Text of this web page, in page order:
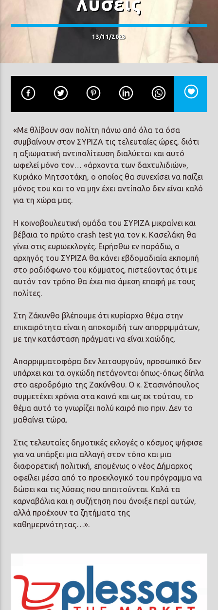
13/11/2023
«Με θλίβουν σαν πολίτη πάνω από όλα τα όσα
συμβαίνουν στον ΣΥΡΙΖΑ τις τελευταίες ώρες, διότι
η αξιωματική αντιπολίτευση διαλύεται και αυτό
ωφελεί μόνο τον… «άρχοντα των δαχτυλιδιών»,
Κυριάκο Μητσοτάκη, ο οποίος θα συνεχίσει να παίζει
μόνος του και το να μην έχει αντίπαλο δεν είναι καλό
για τη χώρα μας.
Η κοινοβουλευτική ομάδα του ΣΥΡΙΖΑ μικραίνει και
βέβαια το πρώτο crash test για τον κ. Κασελάκη θα
γίνει στις ευρωεκλογές. Ειρήσθω εν παρόδω, ο
αρχηγός του ΣΥΡΙΖΑ θα κάνει εβδομαδιαία εκπομπή
στο ραδιόφωνο του κόμματος, πιστεύοντας ότι με
αυτόν τον τρόπο θα έχει πιο άμεση επαφή με τους
πολίτες.
Στη Ζάκυνθο βλέπουμε ότι κυρίαρχο θέμα στην
επικαιρότητα είναι η αποκομιδή των απορριμμάτων,
με την κατάσταση πράγματι να είναι χαώδης.
Απορριμματοφόρα δεν λειτουργούν, προσωπικό δεν
υπάρχει και τα ογκώδη πετάγονται όπως-όπως δίπλα
στο αεροδρόμιο της Ζακύνθου. Ο κ. Στασινόπουλος
συμμετέχει χρόνια στα κοινά και ως εκ τούτου, το
θέμα αυτό το γνωρίζει πολύ καιρό πιο πριν. Δεν το
μαθαίνει τώρα.
Στις τελευταίες δημοτικές εκλογές ο κόσμος ψήφισε
για να υπάρξει μια αλλαγή στον τόπο και μια
διαφορετική πολιτική, επομένως ο νέος Δήμαρχος
οφείλει μέσα από το προεκλογικό του πρόγραμμα να
δώσει και τις λύσεις που απαιτούνται. Καλά τα
καρναβάλια και η συζήτηση που άνοιξε περί αυτών,
αλλά προέχουν τα ζητήματα της
καθημερινότητας…».